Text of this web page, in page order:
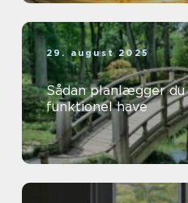
29. august 2025
Sådan planlægger du
funktionel have